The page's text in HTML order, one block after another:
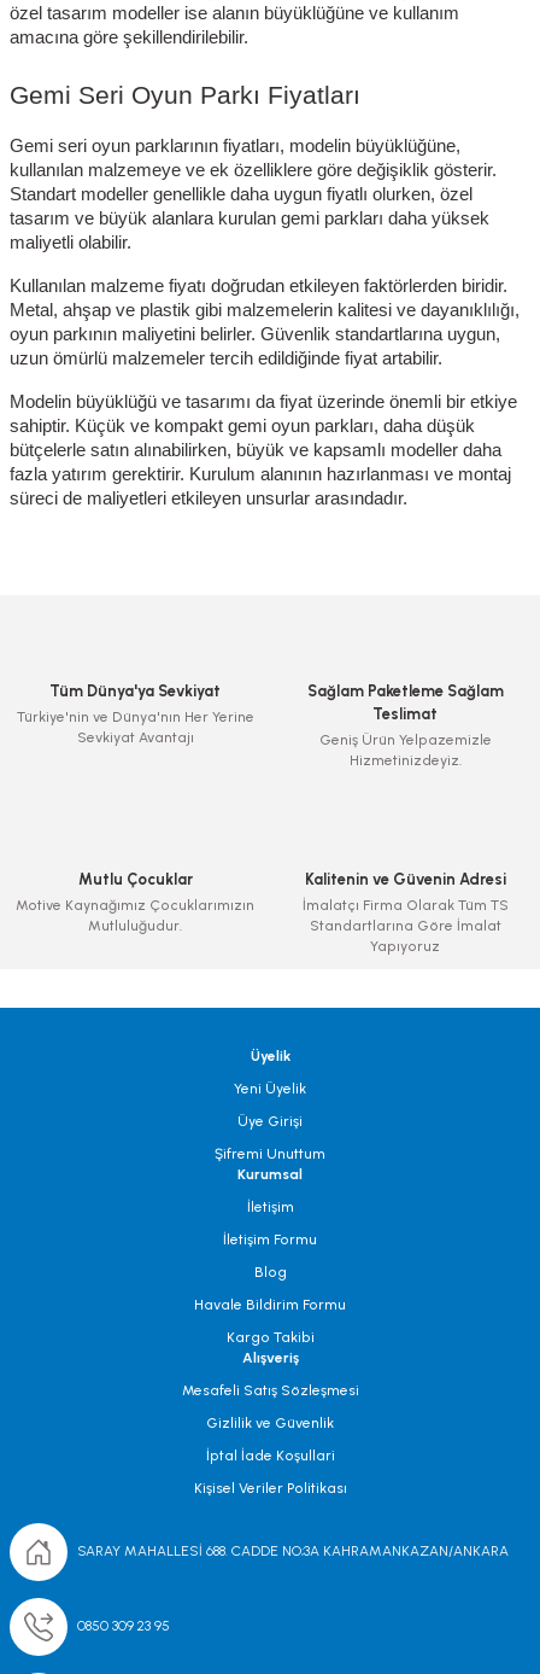
özel tasarım modeller ise alanın büyüklüğüne ve kullanım
amacına göre şekillendirilebilir.
Gemi Seri Oyun Parkı Fiyatları
Gemi seri oyun parklarının fiyatları, modelin büyüklüğüne,
kullanılan malzemeye ve ek özelliklere göre değişiklik gösterir.
Standart modeller genellikle daha uygun fiyatlı olurken, özel
tasarım ve büyük alanlara kurulan gemi parkları daha yüksek
maliyetli olabilir.
Kullanılan malzeme fiyatı doğrudan etkileyen faktörlerden biridir.
Metal, ahşap ve plastik gibi malzemelerin kalitesi ve dayanıklılığı,
oyun parkının maliyetini belirler. Güvenlik standartlarına uygun,
uzun ömürlü malzemeler tercih edildiğinde fiyat artabilir.
Modelin büyüklüğü ve tasarımı da fiyat üzerinde önemli bir etkiye
sahiptir. Küçük ve kompakt gemi oyun parkları, daha düşük
bütçelerle satın alınabilirken, büyük ve kapsamlı modeller daha
fazla yatırım gerektirir. Kurulum alanının hazırlanması ve montaj
süreci de maliyetleri etkileyen unsurlar arasındadır.
Tüm Dünya'ya Sevkiyat
Türkiye'nin ve Dünya'nın Her Yerine
Sevkiyat Avantajı
Sağlam Paketleme Sağlam
Teslimat
Geniş Ürün Yelpazemizle
Hizmetinizdeyiz.
Mutlu Çocuklar
Motive Kaynağımız Çocuklarımızın
Mutluluğudur.
Kalitenin ve Güvenin Adresi
İmalatçı Firma Olarak Tüm TS
Standartlarına Göre İmalat
Yapıyoruz
Üyelik
Yeni Üyelik
Üye Girişi
Şifremi Unuttum
Kurumsal
İletişim
İletişim Formu
Blog
Havale Bildirim Formu
Kargo Takibi
Alışveriş
Mesafeli Satış Sözleşmesi
Gizlilik ve Güvenlik
İptal İade Koşullari
Kişisel Veriler Politikası
SARAY MAHALLESİ 688. CADDE NO;3A KAHRAMANKAZAN/ANKARA
0850 309 23 95